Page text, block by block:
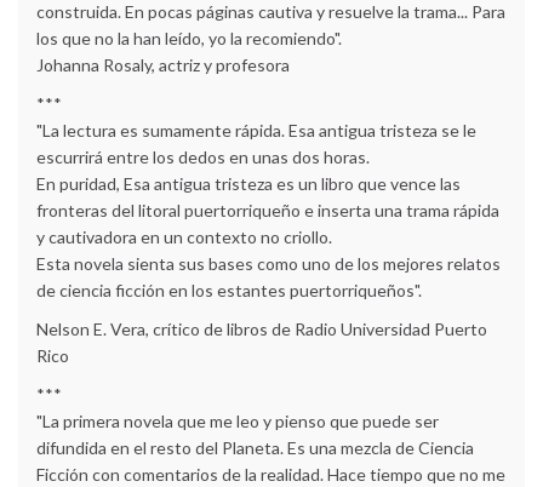
construida. En pocas páginas cautiva y resuelve la trama... Para
los que no la han leído, yo la recomiendo".
Johanna Rosaly, actriz y profesora
***
"La lectura es sumamente rápida. Esa antigua tristeza se le
escurrirá entre los dedos en unas dos horas.
En puridad, Esa antigua tristeza es un libro que vence las
fronteras del litoral puertorriqueño e inserta una trama rápida
y cautivadora en un contexto no criollo.
Esta novela sienta sus bases como uno de los mejores relatos
de ciencia ficción en los estantes puertorriqueños".
Nelson E. Vera, crítico de libros de Radio Universidad Puerto
Rico
***
"La primera novela que me leo y pienso que puede ser
difundida en el resto del Planeta. Es una mezcla de Ciencia
Ficción con comentarios de la realidad. Hace tiempo que no me